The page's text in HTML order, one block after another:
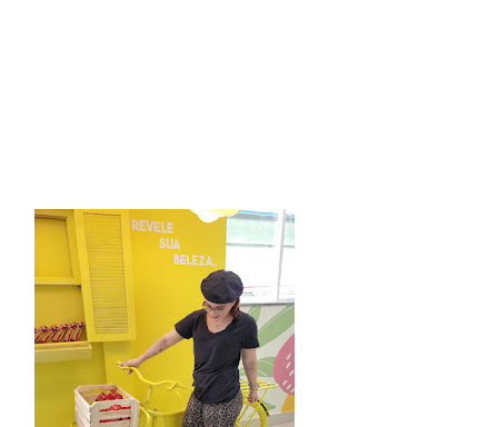
Condicionador
Açucarando: Shampoo
Condicionador Novex